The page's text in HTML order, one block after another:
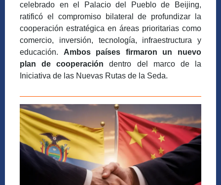
celebrado en el Palacio del Pueblo de Beijing,
ratificó el compromiso bilateral de profundizar la
cooperación estratégica en áreas prioritarias como
comercio, inversión, tecnología, infraestructura y
educación. Ambos países firmaron un nuevo
plan de cooperación dentro del marco de la
Iniciativa de las Nuevas Rutas de la Seda.